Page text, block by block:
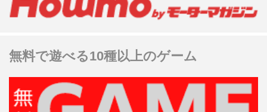
無料で遊べる10種以上のゲーム